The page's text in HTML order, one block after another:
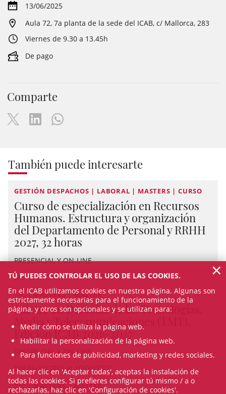
13/06/2025
Aula 72, 7a planta de la sede del ICAB, c/ Mallorca, 283
Viernes de 9.30 a 13.45h
De pago
Comparte
También puede interesarte
GESTIÓN DESPACHOS | LABORAL | MASTERS | CURSO
Curso de especialización en Recursos
Humanos. Estructura y organización
del Departamento de Personal y RRHH
2027, 32 horas
PRESENCIAL Y ON-LINE
Del 15/01/2027 al 21/05/2027
TIC | MASTERS | MASTER
Máster en Derecho de las Tecnologías,
Media y Telecomunicaciones (TMT),
Edición ICAB 2026-2027
PRESENCIAL Y ON-LINE
Del 06/10/2026 al 10/06/2027
TIC | MASTERS | MASTER
TÚ PUEDES CONTROLAR EL USO DE LAS COOKIES.
En el ICAB utilizamos cookies en nuestra página. Algunas son
estrictamente necesarias para el funcionamiento de la
página, y otros son opcionales y se utilizan para:
Medir cómo se utiliza la página web.
Habilitar la personalización de la página web.
Para funciones de publicidad, marketing y redes sociales.
Al hacer clic en 'Aceptar todas', aceptas la instalación de
todas las cookies. Si prefieres configurar tú mismo / a o
rechazarlas, haz clic en 'Configuración de cookies'.
×